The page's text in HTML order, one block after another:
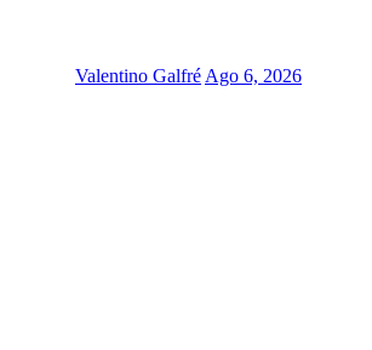
Valentino Galfré Ago 6, 2026